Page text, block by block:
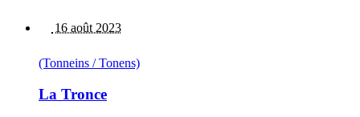
16 août 2023
(Tonneins / Tonens)
La Tronce